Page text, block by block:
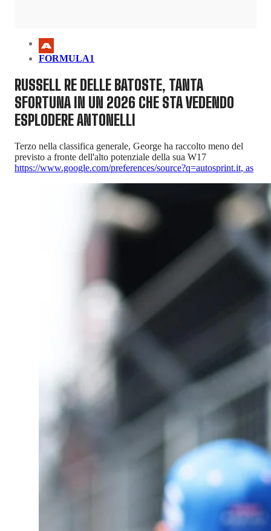
FORMULA1
RUSSELL RE DELLE BATOSTE, TANTA
SFORTUNA IN UN 2026 CHE STA VEDENDO
ESPLODERE ANTONELLI
Terzo nella classifica generale, George ha raccolto meno del
previsto a fronte dell'alto potenziale della sua W17
https://www.google.com/preferences/source?q=autosprint.it, as